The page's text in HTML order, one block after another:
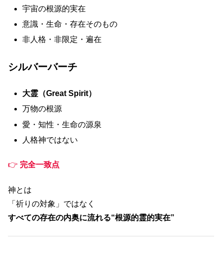
宇宙の根源的実在
意識・生命・存在そのもの
非人格・非限定・遍在
シルバーバーチ
大霊（Great Spirit）
万物の根源
愛・知性・生命の源泉
人格神ではない
👉 完全一致点
神とは
「祈りの対象」ではなく
すべての存在の内奥に流れる“根源的霊的実在”